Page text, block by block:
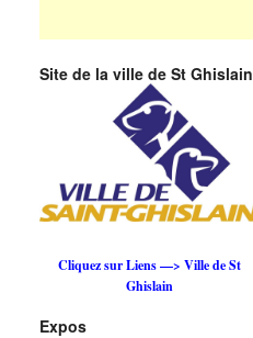
Site de la ville de St Ghislain
Cliquez sur Liens —> Ville de St
Ghislain
Expos